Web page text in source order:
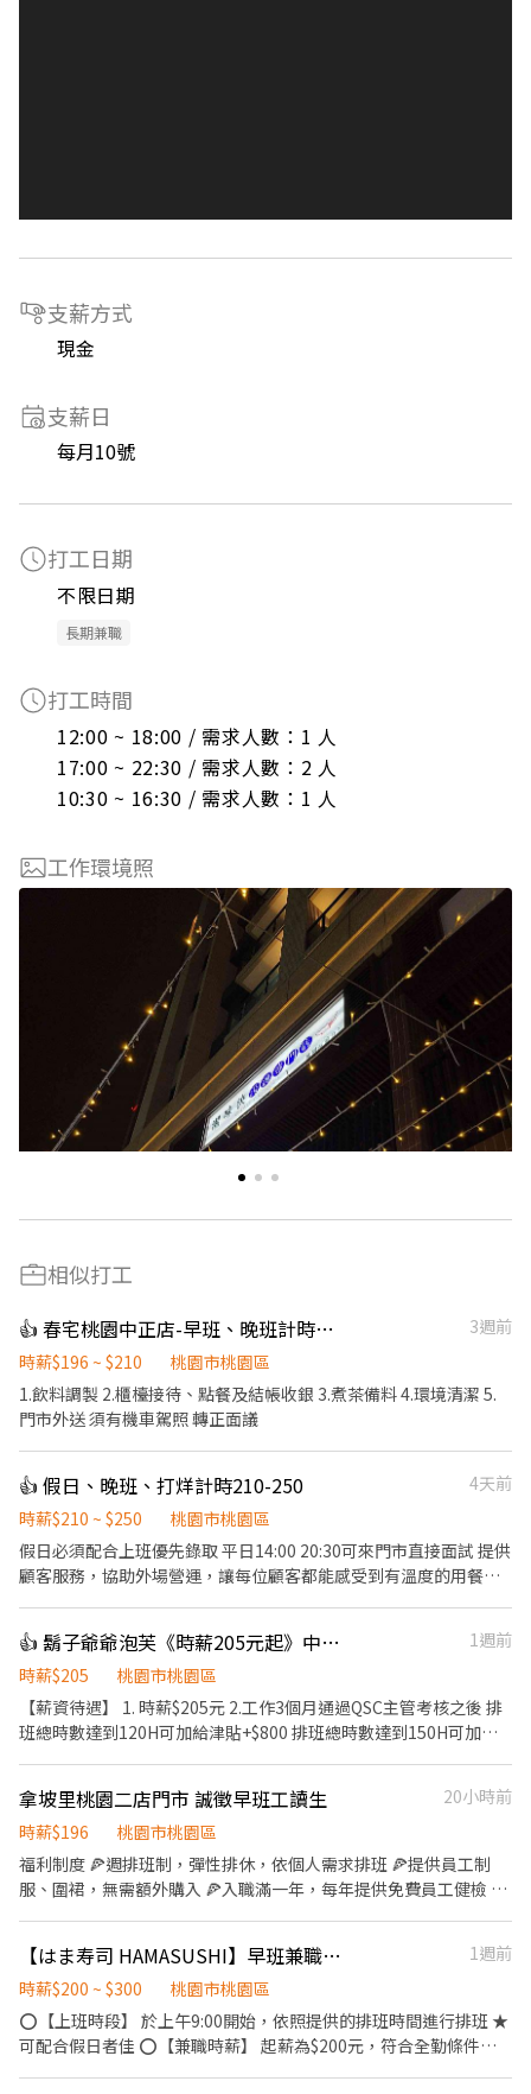
支薪方式
現金
支薪日
每月10號
打工日期
不限日期
長期兼職
打工時間
12:00 ~ 18:00 / 需求人數：1 人
17:00 ~ 22:30 / 需求人數：2 人
10:30 ~ 16:30 / 需求人數：1 人
工作環境照
相似打工
👍 春宅桃園中正店-早班、晚班計時人員
3週前
時薪$196 ~ $210
桃園市桃園區
1.飲料調製 2.櫃檯接待、點餐及結帳收銀 3.煮茶備料 4.環境清潔 5.
門市外送 須有機車駕照 轉正面議
👍 假日、晚班、打烊計時210-250
4天前
時薪$210 ~ $250
桃園市桃園區
假日必須配合上班優先錄取 平日14:00 20:30可來門市直接面試 提供
顧客服務，協助外場營運，讓每位顧客都能感受到有溫度的用餐體
👍 鬍子爺爺泡芙《時薪205元起》中壢大江店 晚班工讀生 beard papa's
1週前
時薪$205
桃園市桃園區
【薪資待遇】 1. 時薪$205元 2.工作3個月通過QSC主管考核之後 排
班總時數達到120H可加給津貼+$800 排班總時數達到150H可加給
員彈性排班 2. 配合百貨上下班時間 3. 假日可配合尤佳
拿坡里桃園二店門市 誠徵早班工讀生
20小時前
時薪$196
桃園市桃園區
福利制度 🍕週排班制，彈性排休，依個人需求排班 🍕提供員工制
服、圍裙，無需額外購入 🍕入職滿一年，每年提供免費員工健檢 🍕
場》： ✅顧客接待 ✅收銀作業 ✅環境整潔 時數限制：最低60-160小
時 #需具備服務熱誠與責任感佳 #薪資轉帳需具備永豐銀行帳戶 #需
要做餐飲人員體檢
【はま寿司 HAMASUSHI】早班兼職★時薪205元起(含全勤)★桃園店
1週前
時薪$200 ~ $300
桃園市桃園區
⭕【上班時段】 於上午9:00開始，依照提供的排班時間進行排班 ★
可配合假日者佳 ⭕【兼職時薪】 起薪為$200元，符合全勤條件者